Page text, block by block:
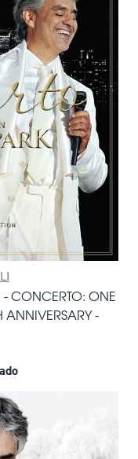
- CONCERTO: ONE
ANNIVERSARY -